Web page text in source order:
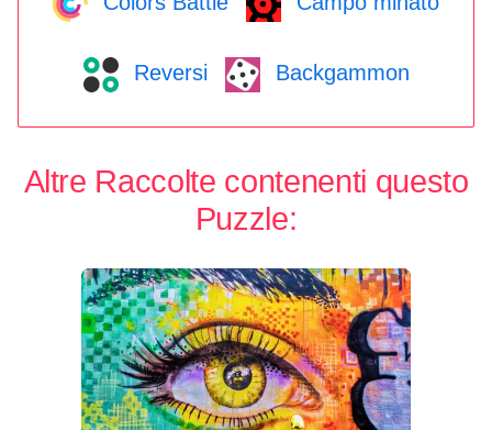
Reversi Backgammon
Altre Raccolte contenenti questo
Puzzle: